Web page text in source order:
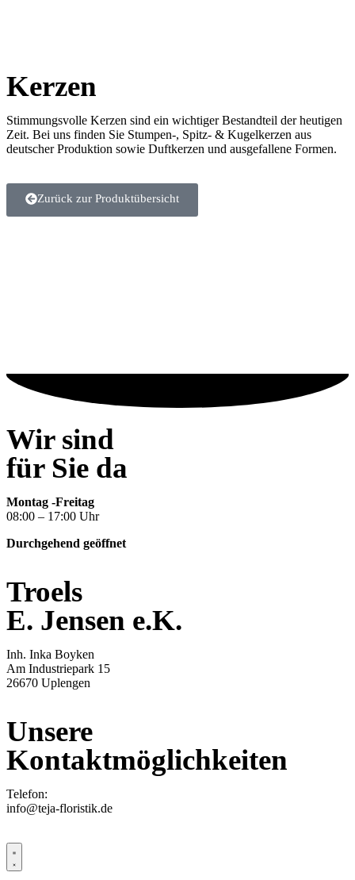
Kerzen
Stimmungsvolle Kerzen sind ein wichtiger Bestandteil der heutigen
Zeit. Bei uns finden Sie Stumpen-, Spitz- & Kugelkerzen aus
deutscher Produktion sowie Duftkerzen und ausgefallene Formen.
Zurück zur Produktübersicht
Wir sind
für Sie da
Montag -Freitag
08:00 – 17:00 Uhr
Durchgehend geöffnet
Troels
E. Jensen e.K.
Inh. Inka Boyken
Am Industriepark 15
26670 Uplengen
Unsere
Kontaktmöglichkeiten
Telefon:
info@teja-floristik.de